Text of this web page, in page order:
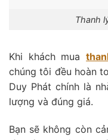
Thanh
Khi khách mua
chúng tôi đều hoàn
Duy Phát chính là
lượng và đúng giá.
Bạn sẽ không còn